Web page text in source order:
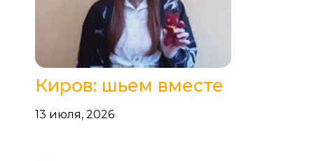
Киров: шьем вместе
13 июля, 2026